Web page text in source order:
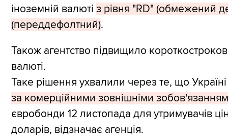
іноземній валюті з рівня "RD" (обмежений
(переддефолтний).
Також агентство підвищило
валюті.
Таке рішення ухвалили через те, що Україні
за комерційними зовнішніми
євробонди 12 листопада для утримувачів
доларів, відзначає агенція.